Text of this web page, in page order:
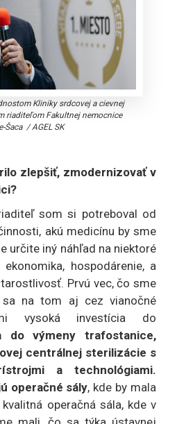
Kliniky srdcovej a cievnej
riaditeľom Fakultnej nemocnice
Šaca /AGEL SK
zlepšiť, zmodernizovať v
som si potreboval od
akú medicínu by sme
určite iný náhľad na niektoré
hospodárenie, a
Prvú vec, čo sme
sa na tom aj cez vianočné
vysoká investícia do
do výmeny trafostanice,
centrálnej sterilizácie s
a technológiami.
operačné sály, kde by mala
operačná sála, kde v